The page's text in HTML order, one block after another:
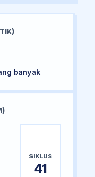
banyak
SIKLUS
41